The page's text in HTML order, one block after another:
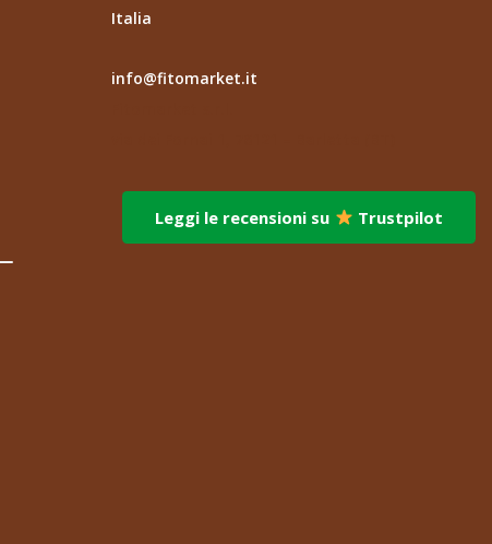
Italia
info@fitomarket.it
Leggi le recensioni su Trustpilot